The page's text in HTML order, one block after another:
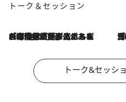
トーク＆セッション
2026.8.3
「今後値上げがあるとすれば…」「リスクがあるのは今年の冬」エネルギー専門家が語る、ホルムズ海峡封鎖が家庭にもたらす“ある心配” 「住宅建てられな
トーク&セッシ